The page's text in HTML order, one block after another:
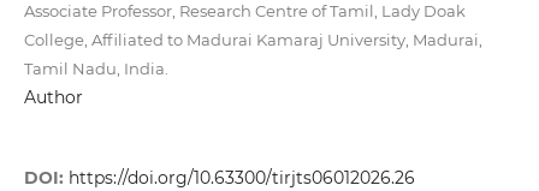
Associate Professor, Research Centre of Tamil, Lady Doak
College, Affiliated to Madurai Kamaraj University, Madurai,
Tamil Nadu, India.
Author
DOI: https://doi.org/10.63300/tirjts06012026.26